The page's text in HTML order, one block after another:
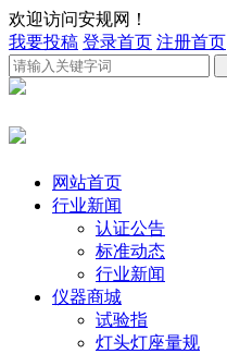
欢迎访问安规网！
我要投稿 登录首页 注册首页
网站首页
行业新闻
认证公告
标准动态
行业新闻
仪器商城
试验指
灯头灯座量规